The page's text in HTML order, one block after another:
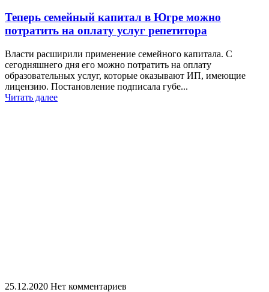
Теперь семейный капитал в Югре можно
потратить на оплату услуг репетитора
Власти расширили применение семейного капитала. С
сегодняшнего дня его можно потратить на оплату
образовательных услуг, которые оказывают ИП, имеющие
лицензию. Постановление подписала губе...
Читать далее
25.12.2020 Нет комментариев